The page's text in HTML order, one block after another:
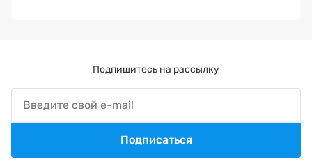
Подпишитесь на рассылку
Подписаться